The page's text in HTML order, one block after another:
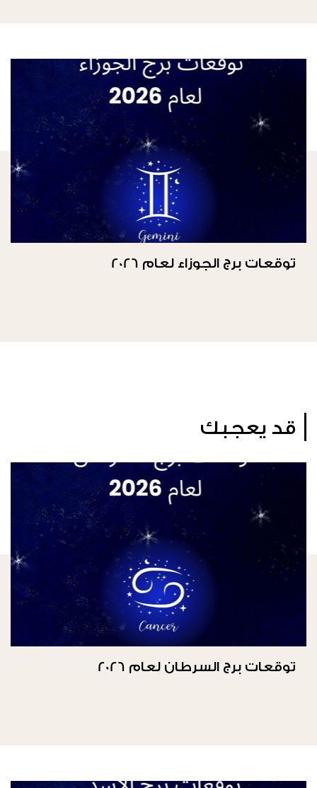
توقعات برج الجوزاء لعام 2026
قد يعجبك
توقعات برج السرطان لعام 2026